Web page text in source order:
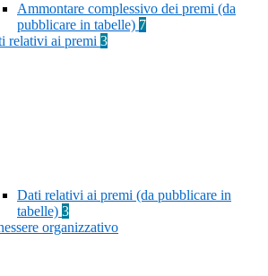
Ammontare complessivo dei premi (da
pubblicare in tabelle) 7
relativi ai premi 3
Dati relativi ai premi (da pubblicare in
tabelle) 3
organizzativo